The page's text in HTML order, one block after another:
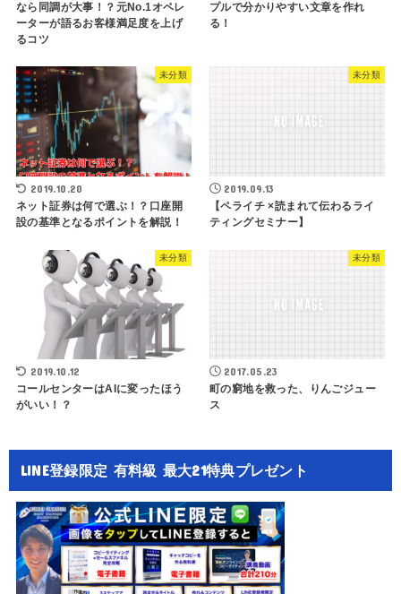
なら同調が大事！？元No.1オペレ
ーターが語るお客様満足度を上げ
るコツ
プルで分かりやすい文章を作れ
る！
未分類
2019.10.20
ネット証券は何で選ぶ！？口座開
設の基準となるポイントを解説！
未分類
2019.09.13
【ペライチ ×読まれて伝わるライ
ティングセミナー】
未分類
2019.10.12
コールセンターはAIに変ったほう
がいい！？
未分類
2017.05.23
町の窮地を救った、りんごジュー
ス
LINE登録限定 有料級 最大21特典プレゼント